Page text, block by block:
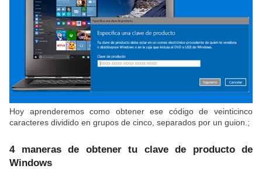
Hoy aprenderemos como obtener ese código de veinticinco
caracteres dividido en grupos de cinco, separados por un guion.;
4 maneras de obtener tu clave de producto de
Windows